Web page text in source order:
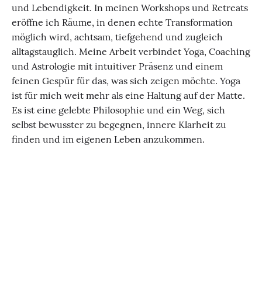
und Lebendigkeit. In meinen Workshops und Retreats
eröffne ich Räume, in denen echte Transformation
möglich wird, achtsam, tiefgehend und zugleich
alltagstauglich. Meine Arbeit verbindet Yoga, Coaching
und Astrologie mit intuitiver Präsenz und einem
feinen Gespür für das, was sich zeigen möchte. Yoga
ist für mich weit mehr als eine Haltung auf der Matte.
Es ist eine gelebte Philosophie und ein Weg, sich
selbst bewusster zu begegnen, innere Klarheit zu
finden und im eigenen Leben anzukommen.